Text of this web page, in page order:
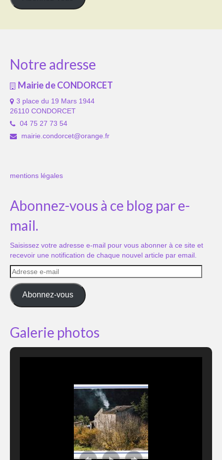
Notre adresse
Mairie de CONDORCET
3 place du 19 Mars 1944
26110 CONDORCET
04 75 27 73 54
mairie.condorcet@orange.fr
mentions légales
Abonnez-vous à ce blog par e-
mail.
Saisissez votre adresse e-mail pour vous abonner à ce site et
recevoir une notification de chaque nouvel article par email.
Adresse
e-
mail
Abonnez-vous
Galerie photos